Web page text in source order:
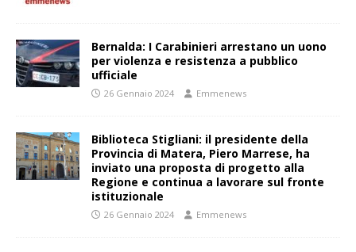
Bernalda: I Carabinieri arrestano un uono
per violenza e resistenza a pubblico
ufficiale
26 Gennaio 2024 Emmenews
Biblioteca Stigliani: il presidente della
Provincia di Matera, Piero Marrese, ha
inviato una proposta di progetto alla
Regione e continua a lavorare sul fronte
istituzionale
26 Gennaio 2024 Emmenews